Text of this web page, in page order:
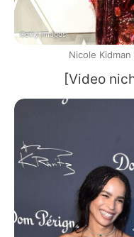
[Video
Getty Images
Nicole